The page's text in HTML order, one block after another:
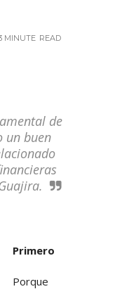
MINUTE READ
de
un buen
Primero
Porque